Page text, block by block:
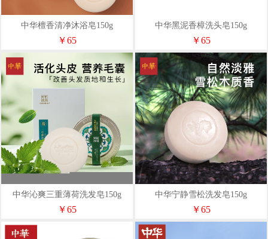
中华檀香清净沐浴皂150g
￥65
中华黑泥香樟洗头皂150g
￥65
中华沁爽三重薄荷洗发皂150g
￥65
中华宁静雪松洗发皂150g
￥65